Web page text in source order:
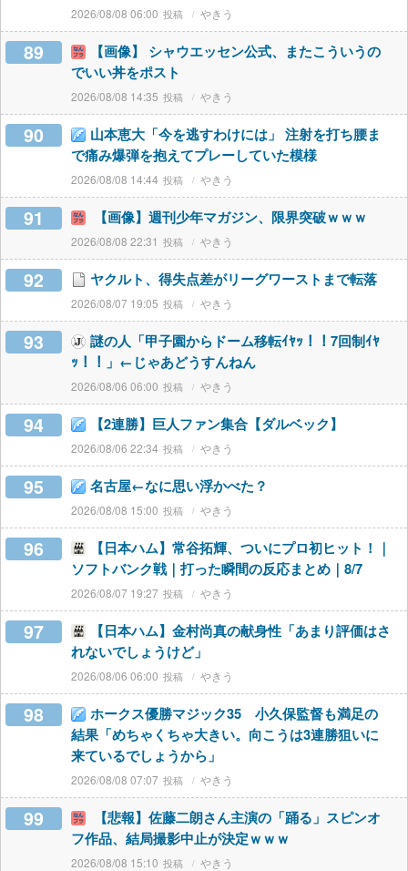
2026/08/08 06:00 やきう
89
【画像】 シャウエッセン公式、またこういうの
でいい丼をポスト
2026/08/08 14:35 やきう
90
山本恵大「今を逃すわけには」 注射を打ち腰ま
で痛み爆弾を抱えてプレーしていた模様
2026/08/08 14:44 やきう
91 【画像】週刊少年マガジン、限界突破ｗｗｗ
2026/08/08 22:31 やきう
92 ヤクルト、得失点差がリーグワーストまで転落
2026/08/07 19:05 やきう
93
謎の人「甲子園からドーム移転ｲﾔｯ！！7回制ｲﾔ
ｯ！！」←じゃあどうすんねん
2026/08/06 06:00 やきう
94 【2連勝】巨人ファン集合【ダルベック】
2026/08/06 22:34 やきう
95 名古屋←なに思い浮かべた？
2026/08/08 15:00 やきう
96
【日本ハム】常谷拓輝、ついにプロ初ヒット！｜
ソフトバンク戦｜打った瞬間の反応まとめ｜8/7
2026/08/07 19:27 やきう
97
【日本ハム】金村尚真の献身性「あまり評価はさ
れないでしょうけど」
2026/08/06 06:00 やきう
98
ホークス優勝マジック35 小久保監督も満足の
結果「めちゃくちゃ大きい。向こうは3連勝狙いに
来ているでしょうから」
2026/08/08 07:07 やきう
99
【悲報】佐藤二朗さん主演の「踊る」スピンオ
フ作品、結局撮影中止が決定ｗｗｗ
2026/08/08 15:10 やきう